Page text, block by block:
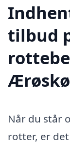
tilbud
Når du står
rotter, er